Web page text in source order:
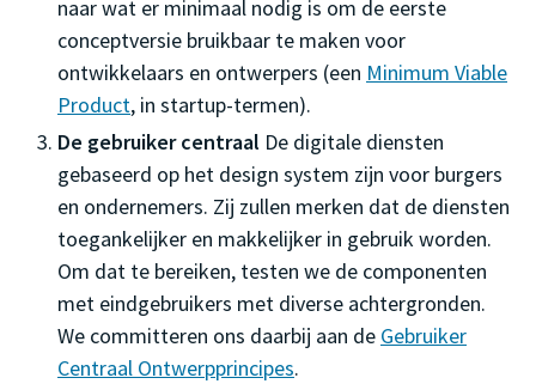
naar wat er minimaal nodig is om de eerste
conceptversie bruikbaar te maken voor
ontwikkelaars en ontwerpers (een Minimum Viable
Product, in startup-termen).
De gebruiker centraal De digitale diensten
gebaseerd op het design system zijn voor burgers
en ondernemers. Zij zullen merken dat de diensten
toegankelijker en makkelijker in gebruik worden.
Om dat te bereiken, testen we de componenten
met eindgebruikers met diverse achtergronden.
We committeren ons daarbij aan de Gebruiker
Centraal Ontwerpprincipes.